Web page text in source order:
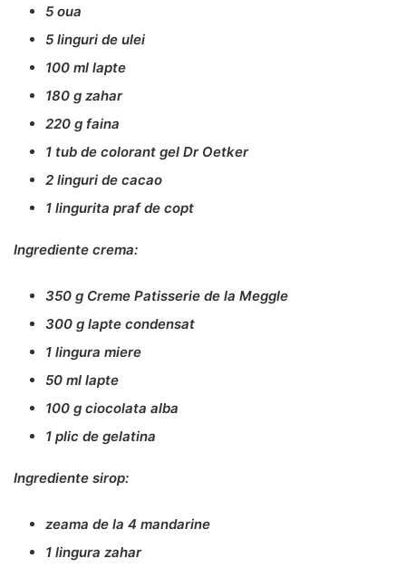
5 oua
5 linguri de ulei
100 ml lapte
180 g zahar
220 g faina
1 tub de colorant gel Dr Oetker
2 linguri de cacao
1 lingurita praf de copt
Ingrediente crema:
350 g Creme Patisserie de la Meggle
300 g lapte condensat
1 lingura miere
50 ml lapte
100 g ciocolata alba
1 plic de gelatina
Ingrediente sirop:
zeama de la 4 mandarine
1 lingura zahar